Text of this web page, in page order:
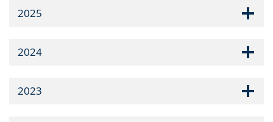
2025
2024
2023